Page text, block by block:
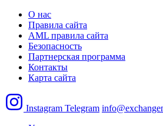
О нас
Правила сайта
AML правила сайта
Безопасность
Партнерская программа
Контакты
Карта сайта
Instagram Telegram